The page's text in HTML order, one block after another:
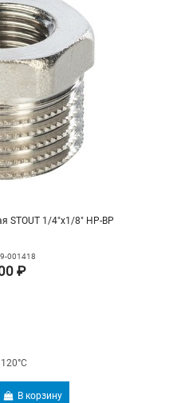
STOUT 1/4"х1/8" НР-ВР
001418
₽
В корзину